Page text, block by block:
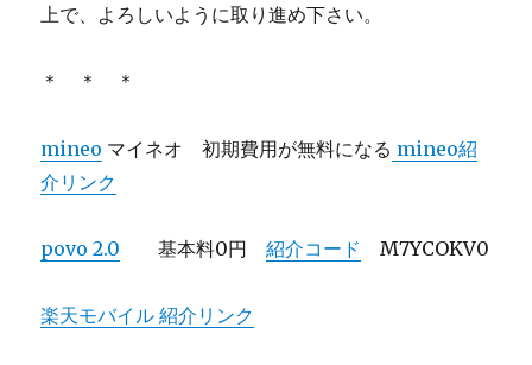
上で、よろしいように取り進め下さい。
＊ ＊ ＊
mineo マイネオ 初期費用が無料になる mineo紹
介リンク
povo 2.0 基本料0円紹介コード M7YCOKV0
楽天モバイル 紹介リンク